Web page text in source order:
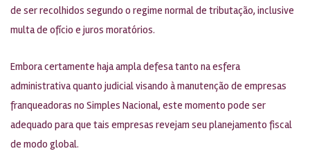
de ser recolhidos segundo o regime normal de tributação, inclusive
multa de ofício e juros moratórios.
Embora certamente haja ampla defesa tanto na esfera
administrativa quanto judicial visando à manutenção de empresas
franqueadoras no Simples Nacional, este momento pode ser
adequado para que tais empresas revejam seu planejamento fiscal
de modo global.